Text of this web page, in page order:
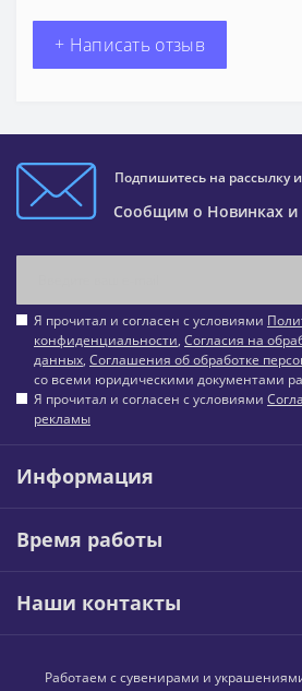
+ Написать отзыв
Подпишитесь на рассылку
Сообщим о Новинках и
Я прочитал и согласен с условиями
конфиденциальности, Согласия на
данных, Соглашения об обработке
со всеми юридическими документами
Я прочитал и согласен с условиями
рекламы
Информация
Время работы
Наши контакты
Работаем с сувенирами и